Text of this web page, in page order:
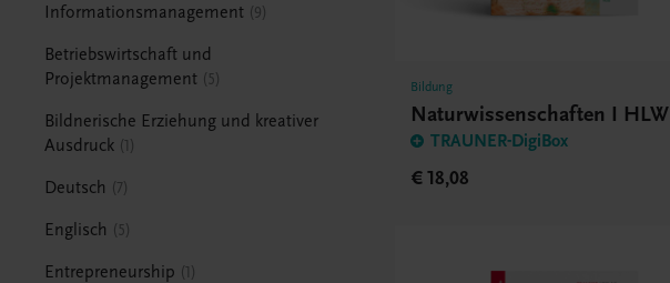
Informationsmanagement 9
Betriebswirtschaft und
Projektmanagement
5
Bildnerische Erziehung und kreativer
Ausdruck 1
Deutsch 7
Englisch 5
Entrepreneurship 1
Bildung
Naturwissenschaften I HLW
TRAUNER-DigiBox
€ 18,08